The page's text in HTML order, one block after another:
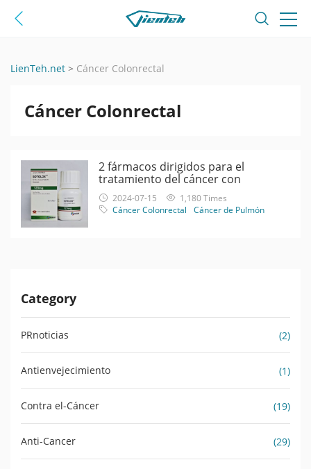
LienTeh.net > Cáncer Colonrectal
Cáncer Colonrectal
2 fármacos dirigidos para el
tratamiento del cáncer con
mutaciones KRAS
2024-07-15
1,180 Times
Cáncer Colonrectal
Cáncer de Pulmón
Category
PRnoticias (2)
Antienvejecimiento (1)
Contra el-Cáncer (19)
Anti-Cancer (29)